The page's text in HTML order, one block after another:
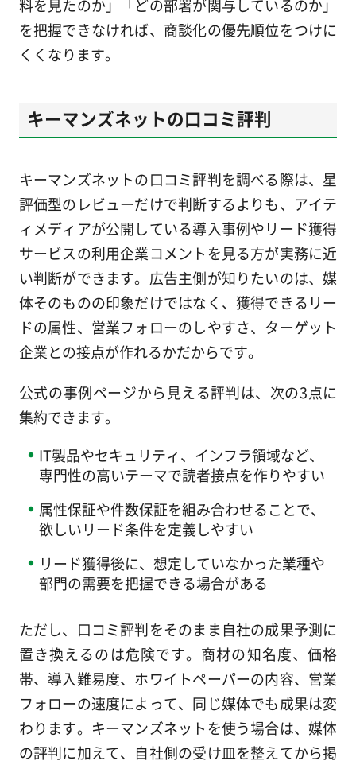
料を見たのか」「どの部署が関与しているのか」
を把握できなければ、商談化の優先順位をつけに
くくなります。
キーマンズネットの口コミ評判
キーマンズネットの口コミ評判を調べる際は、星
評価型のレビューだけで判断するよりも、アイテ
ィメディアが公開している導入事例やリード獲得
サービスの利用企業コメントを見る方が実務に近
い判断ができます。広告主側が知りたいのは、媒
体そのものの印象だけではなく、獲得できるリー
ドの属性、営業フォローのしやすさ、ターゲット
企業との接点が作れるかだからです。
公式の事例ページから見える評判は、次の3点に
集約できます。
IT製品やセキュリティ、インフラ領域など、
専門性の高いテーマで読者接点を作りやすい
属性保証や件数保証を組み合わせることで、
欲しいリード条件を定義しやすい
リード獲得後に、想定していなかった業種や
部門の需要を把握できる場合がある
ただし、口コミ評判をそのまま自社の成果予測に
置き換えるのは危険です。商材の知名度、価格
帯、導入難易度、ホワイトペーパーの内容、営業
フォローの速度によって、同じ媒体でも成果は変
わります。キーマンズネットを使う場合は、媒体
の評判に加えて、自社側の受け皿を整えてから掲